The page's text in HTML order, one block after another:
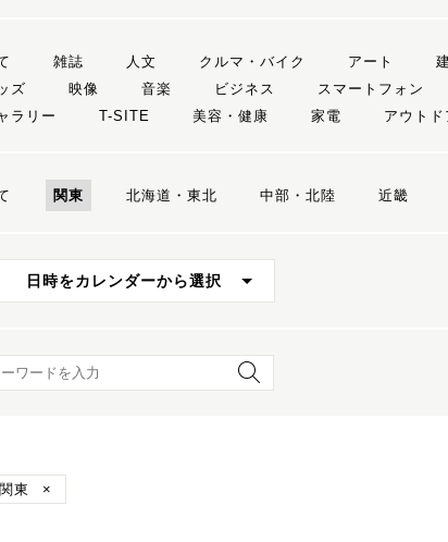
雑誌 人文 クルマ・バイク アート
ズ
映像 音楽 ビジネス スマートフォン
ラリー
T-SITE 美容・健康 家電 アウトド
関東 北海道・東北 中部・北陸 近畿
日時をカレンダーから選択
ワード検索
関東 ×